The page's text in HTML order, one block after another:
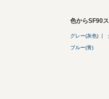
色からSF90
グレー(灰色)
ブルー(青)